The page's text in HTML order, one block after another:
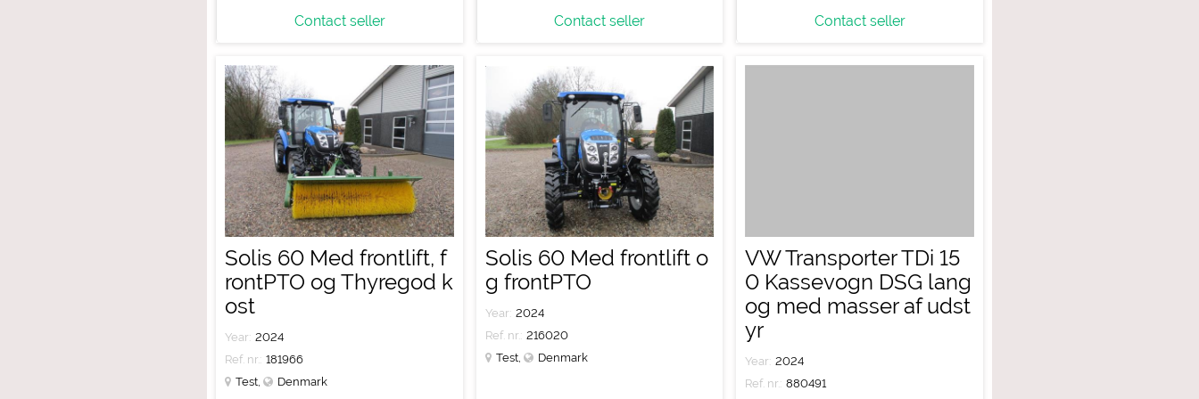
Contact seller Contact seller Contact seller
Solis 60 Med frontlift, f
rontPTO og Thyregod k
ost
Year: 2024
Ref. nr.: 181966
Test, Denmark
Solis 60 Med frontlift o
g frontPTO
Year: 2024
Ref. nr.: 216020
Test, Denmark
VW Transporter TDi 15
0 Kassevogn DSG lang
og med masser af udst
yr
Year: 2024
Ref. nr.: 880491